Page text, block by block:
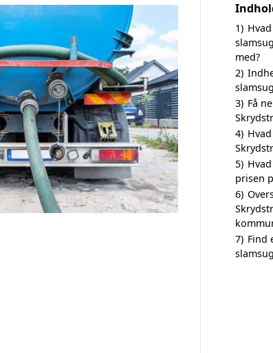
1)
med?
2)
3) Få
4)
5)
prisen
6)
7) Find